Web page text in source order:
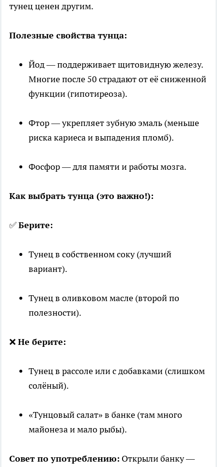
тунец ценен другим.
Полезные свойства тунца:
Йод — поддерживает щитовидную железу.
Многие после 50 страдают от её сниженной
функции (гипотиреоза).
Фтор — укрепляет зубную эмаль (меньше
риска кариеса и выпадения пломб).
Фосфор — для памяти и работы мозга.
Как выбрать тунца (это важно!):
✅Берите:
Тунец в собственном соку (лучший
вариант).
Тунец в оливковом масле (второй по
полезности).
❌ Не берите:
Тунец в рассоле или с добавками (слишком
солёный).
«Тунцовый салат» в банке (там много
майонеза и мало рыбы).
Совет по употреблению: Открыли банку —